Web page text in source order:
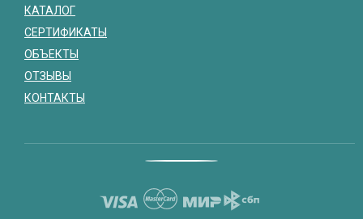
КАТАЛОГ
СЕРТИФИКАТЫ
ОБЪЕКТЫ
ОТЗЫВЫ
КОНТАКТЫ